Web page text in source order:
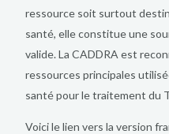
ressource soit surtout
santé, elle constitue une
valide. La CADDRA est
ressources principales
santé pour le traitement du
Voici le lien vers la version